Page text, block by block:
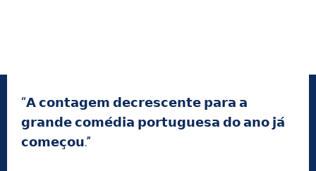
“𝗔 𝗰𝗼𝗻𝘁𝗮𝗴𝗲𝗺 𝗱𝗲𝗰𝗿𝗲𝘀𝗰𝗲𝗻𝘁𝗲 𝗽𝗮𝗿𝗮 𝗮
𝗴𝗿𝗮𝗻𝗱𝗲 𝗰𝗼𝗺𝗲́𝗱𝗶𝗮 𝗽𝗼𝗿𝘁𝘂𝗴𝘂𝗲𝘀𝗮 𝗱𝗼 𝗮𝗻𝗼 𝗷𝗮́
𝗰𝗼𝗺𝗲𝗰̧𝗼𝘂.”